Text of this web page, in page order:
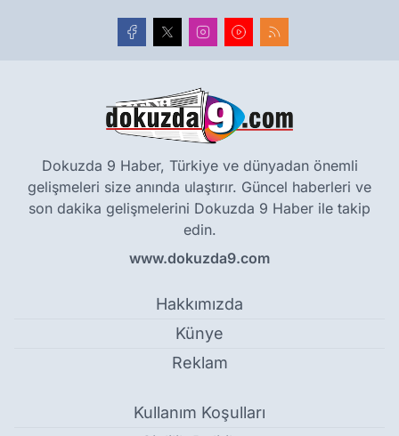
Dokuzda 9 Haber, Türkiye ve dünyadan önemli
gelişmeleri size anında ulaştırır. Güncel haberleri ve
son dakika gelişmelerini Dokuzda 9 Haber ile takip
edin.
www.dokuzda9.com
Hakkımızda
Künye
Reklam
Kullanım Koşulları